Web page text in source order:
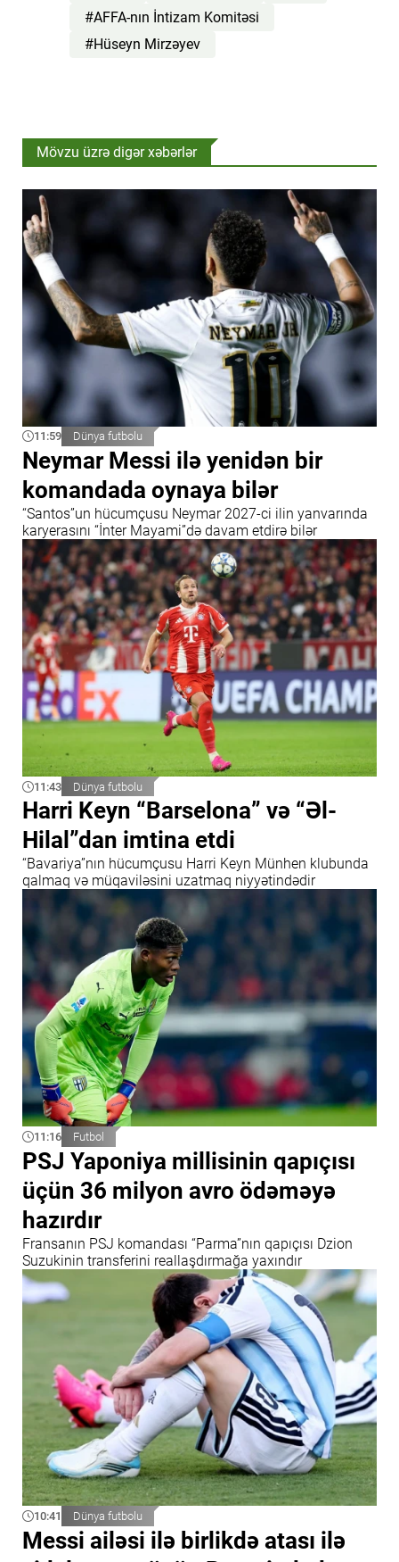
#AFFA-nın İntizam Komitəsi
#Hüseyn Mirzəyev
Mövzu üzrə digər xəbərlər
11:59 Dünya futbolu
Neymar Messi ilə yenidən bir
komandada oynaya bilər
“Santos”un hücumçusu Neymar 2027-ci ilin yanvarında
karyerasını “İnter Mayami”də davam etdirə bilər
11:43 Dünya futbolu
Harri Keyn “Barselona” və “Əl-
Hilal”dan imtina etdi
“Bavariya”nın hücumçusu Harri Keyn Münhen klubunda
qalmaq və müqaviləsini uzatmaq niyyətindədir
11:16 Futbol
PSJ Yaponiya millisinin qapıçısı
üçün 36 milyon avro ödəməyə
hazırdır
Fransanın PSJ komandası “Parma”nın qapıçısı Dzion
Suzukinin transferini reallaşdırmağa yaxındır
10:41 Dünya futbolu
Messi ailəsi ilə birlikdə atası ilə